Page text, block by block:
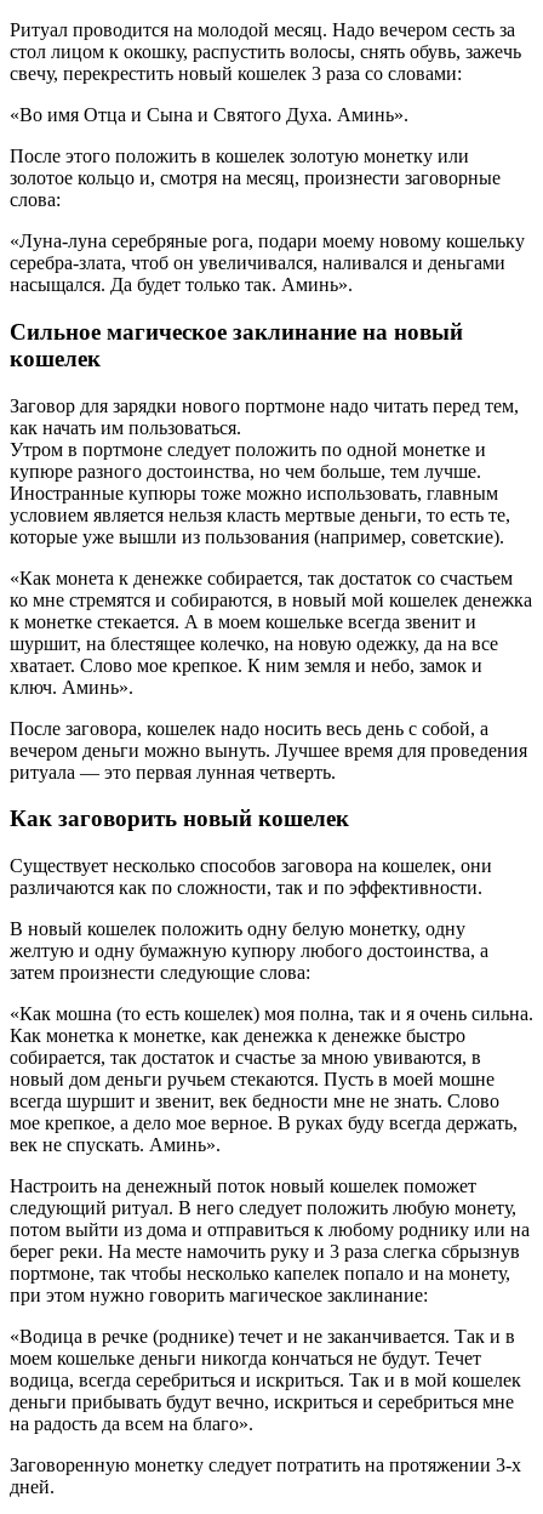
Ритуал проводится на молодой месяц. Надо вечером сесть за
стол лицом к окошку, распустить волосы, снять обувь, зажечь
свечу, перекрестить новый кошелек 3 раза со словами:
«Во имя Отца и Сына и Святого Духа. Аминь».
После этого положить в кошелек золотую монетку или
золотое кольцо и, смотря на месяц, произнести заговорные
слова:
«Луна-луна серебряные рога, подари моему новому кошельку
серебра-злата, чтоб он увеличивался, наливался и деньгами
насыщался. Да будет только так. Аминь».
Сильное магическое заклинание на новый
кошелек
Заговор для зарядки нового портмоне надо читать перед тем,
как начать им пользоваться.
Утром в портмоне следует положить по одной монетке и
купюре разного достоинства, но чем больше, тем лучше.
Иностранные купюры тоже можно использовать, главным
условием является нельзя класть мертвые деньги, то есть те,
которые уже вышли из пользования (например, советские).
«Как монета к денежке собирается, так достаток со счастьем
ко мне стремятся и собираются, в новый мой кошелек денежка
к монетке стекается. А в моем кошельке всегда звенит и
шуршит, на блестящее колечко, на новую одежку, да на все
хватает. Слово мое крепкое. К ним земля и небо, замок и
ключ. Аминь».
После заговора, кошелек надо носить весь день с собой, а
вечером деньги можно вынуть. Лучшее время для проведения
ритуала — это первая лунная четверть.
Как заговорить новый кошелек
Существует несколько способов заговора на кошелек, они
различаются как по сложности, так и по эффективности.
В новый кошелек положить одну белую монетку, одну
желтую и одну бумажную купюру любого достоинства, а
затем произнести следующие слова:
«Как мошна (то есть кошелек) моя полна, так и я очень сильна.
Как монетка к монетке, как денежка к денежке быстро
собирается, так достаток и счастье за мною увиваются, в
новый дом деньги ручьем стекаются. Пусть в моей мошне
всегда шуршит и звенит, век бедности мне не знать. Слово
мое крепкое, а дело мое верное. В руках буду всегда держать,
век не спускать. Аминь».
Настроить на денежный поток новый кошелек поможет
следующий ритуал. В него следует положить любую монету,
потом выйти из дома и отправиться к любому роднику или на
берег реки. На месте намочить руку и 3 раза слегка сбрызнув
портмоне, так чтобы несколько капелек попало и на монету,
при этом нужно говорить магическое заклинание:
«Водица в речке (роднике) течет и не заканчивается. Так и в
моем кошельке деньги никогда кончаться не будут. Течет
водица, всегда серебриться и искриться. Так и в мой кошелек
деньги прибывать будут вечно, искриться и серебриться мне
на радость да всем на благо».
Заговоренную монетку следует потратить на протяжении 3-х
дней.